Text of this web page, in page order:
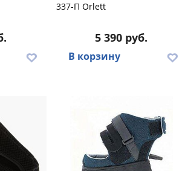
337-П Orlett
5 390 руб.
В корзину